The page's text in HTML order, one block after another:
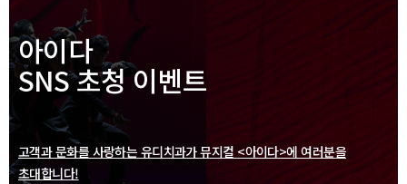
아이다
SNS 초청 이벤트
고객과 문화를 사랑하는 유디치과가 뮤지컬 <아이다>에 여러분을
초대합니다!